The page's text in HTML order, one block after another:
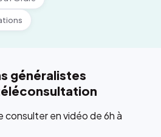
généralistes
consulter en vidéo de 6h à